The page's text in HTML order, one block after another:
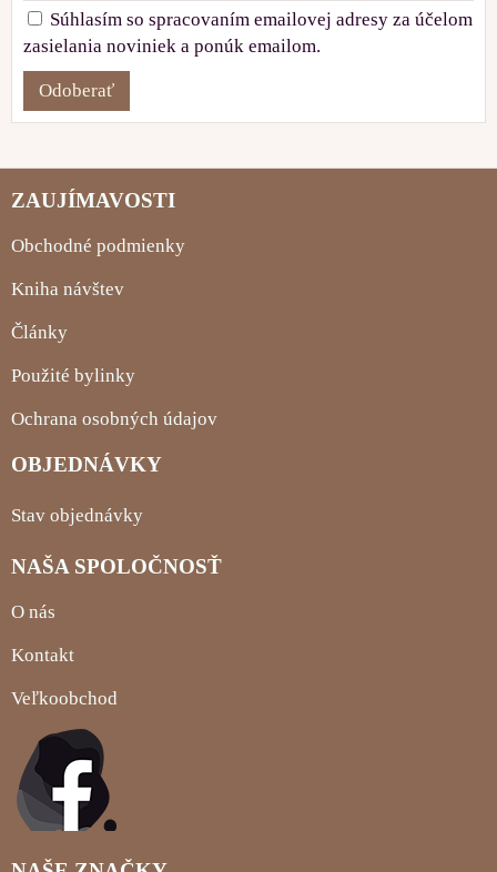
Súhlasím so spracovaním emailovej adresy za účelom
zasielania noviniek a ponúk emailom.
Odoberať
ZAUJÍMAVOSTI
Obchodné podmienky
Kniha návštev
Články
Použité bylinky
Ochrana osobných údajov
OBJEDNÁVKY
Stav objednávky
NAŠA SPOLOČNOSŤ
O nás
Kontakt
Veľkoobchod